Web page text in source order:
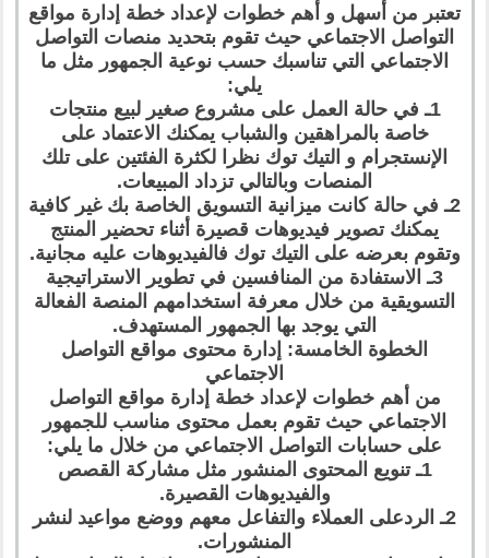
تعتبر من أسهل و أهم خطوات لإعداد خطة إدارة مواقع
التواصل الاجتماعي حيث تقوم بتحديد منصات التواصل
الاجتماعي التي تناسبك حسب نوعية الجمهور مثل ما
يلي:
1ـ في حالة العمل على مشروع صغير لبيع منتجات
خاصة بالمراهقين والشباب يمكنك الاعتماد على
الإنستجرام و التيك توك نظرا لكثرة الفئتين على تلك
المنصات وبالتالي تزداد المبيعات.
2ـ في حالة كانت ميزانية التسويق الخاصة بك غير كافية
يمكنك تصوير فيديوهات قصيرة أثناء تحضير المنتج
وتقوم بعرضه على التيك توك فالفيديوهات عليه مجانية.
3ـ الاستفادة من المنافسين في تطوير الاستراتيجية
التسويقية من خلال معرفة استخدامهم المنصة الفعالة
التي يوجد بها الجمهور المستهدف.
الخطوة الخامسة: إدارة محتوى مواقع التواصل
الاجتماعي
من أهم خطوات لإعداد خطة إدارة مواقع التواصل
الاجتماعي حيث تقوم بعمل محتوى مناسب للجمهور
على حسابات التواصل الاجتماعي من خلال ما يلي:
1ـ تنويع المحتوى المنشور مثل مشاركة القصص
والفيديوهات القصيرة.
2ـ الردعلى العملاء والتفاعل معهم ووضع مواعيد لنشر
المنشورات.